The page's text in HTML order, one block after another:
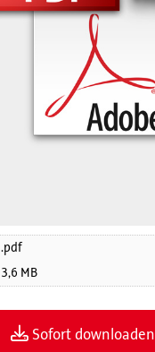
.pdf
3,6 MB
Sofort downloaden